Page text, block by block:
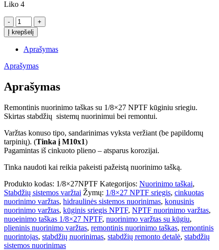
Liko 4
produkto
kiekis:
Nuorinimo
taškas
(Remontinis)
1/8×27
(Tinka
į
Į krepšelį
Aprašymas
Aprašymas
Aprašymas
Remontinis nuorinimo taškas su 1/8×27 NPTF kūginiu sriegiu.
Skirtas stabdžių sistemų nuorinimui bei remontui.
Varžtas konuso tipo, sandarinimas vyksta veržiant (be papildomų
tarpinių). (Tinka į M10x1)
Pagamintas iš cinkuoto plieno – atsparus korozijai.
Tinka naudoti kai reikia pakeisti pažeistą nuorinimo tašką.
Produkto kodas: 1/8×27NPTF Kategorijos: Nuorinimo taškai,
Stabdžių sistemos varžtai Žymų: 1/8×27 NPTF sriegis, cinkuotas
nuorinimo varžtas, hidraulinės sistemos nuorinimas, konusinis
nuorinimo varžtas, kūginis sriegis NPTF, NPTF nuorinimo varžtas,
nuoeinimo taškas 1/8×27 NPTF, nuorinimo varžtas su kūgiu,
plieninis nuorinimo varžtas, remontinis nuorinimo taškas, remontinis
nuorintojas, stabdžių nuorinimas, stabdžių remonto detalė, stabdžių
sistemos nuorinimas